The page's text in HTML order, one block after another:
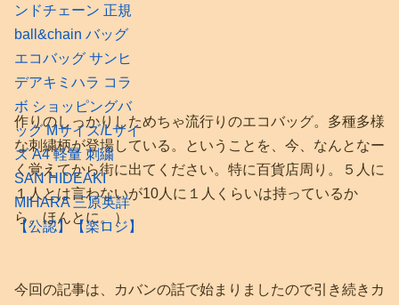
作りのしっかりしためちゃ流行りのエコバッグ。多種多様
な刺繍柄が登場している。ということを、今、なんとなー
く覚えてから街に出てください。特に百貨店周り。５人に
１人とは言わないが10人に１人くらいは持っているか
ら。ほんとに。）
今回の記事は、カバンの話で始まりましたので引き続きカ